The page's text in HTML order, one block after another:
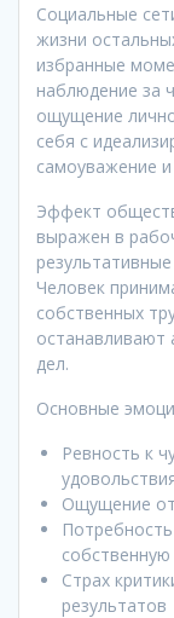
Социальные
жизни
избранные
наблюдение за
ощущение
себя с
самоуважение и
Эффект
выражен в
Человек
собственных
останавливают
дел.
Основные
Ревность к
Ощущение
Страх
результатов